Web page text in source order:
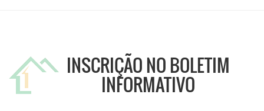
INSCRIÇÃO NO BOLETIM
INFORMATIVO